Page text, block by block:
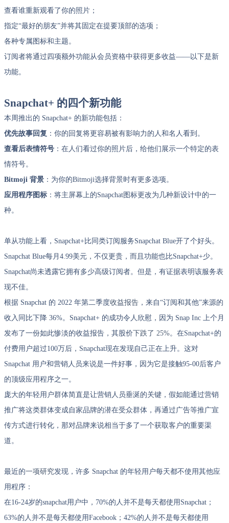
查看谁重新观看了你的照片；
指定“最好的朋友”并将其固定在提要顶部的选项；
各种专属图标和主题。
订阅者将通过四项额外功能从会员资格中获得更多收益——以下是新
功能。
Snapchat+ 的四个新功能
本周推出的 Snapchat+ 的新功能包括：
优先故事回复 ：你的回复将更容易被有影响力的人和名人看到。
查看后表情符号 ：在人们看过你的照片后，给他们展示一个特定的表
情符号。
Bitmoji 背景 ：为你的Bitmoji选择背景时有更多选项。
应用程序图标 ：将主屏幕上的Snapchat图标更改为几种新设计中的一
种。
单从功能上看，Snapchat+比同类订阅服务Snapchat Blue开了个好头。
Snapchat Blue每月4.99美元，不仅更贵，而且功能也比Snapchat+少。
Snapchat尚未透露它拥有多少高级订阅者。但是，有证据表明该服务表
现不佳。
根据 Snapchat 的 2022 年第二季度收益报告 ，来自“订阅和其他”来源的
收入同比下降 36%。Snapchat+ 的成功令人欣慰，因为 Snap Inc 上个月
发布了一份如此惨淡的收益报告，其股价下跌了 25%。在Snapchat+的
付费用户超过100万后，Snapchat现在发现自己正在上升。这对
Snapchat 用户和营销人员来说是一件好事，因为它是接触95-00后客户
的顶级应用程序之一。
庞大的年轻用户群体简直是让营销人员垂涎的关键，假如能通过营销
推广将这类群体变成自家品牌的潜在受众群体，再通过广告等推广宣
传方式进行转化，那对品牌来说相当于多了一个获取客户的重要渠
道。
最近的一项研究发现，许多 Snapchat 的年轻用户每天都不使用其他应
用程序：
在16-24岁的snapchat用户中，70%的人并不是每天都使用Snapchat；
63%的人并不是每天都使用Facebook；42%的人并不是每天都使用